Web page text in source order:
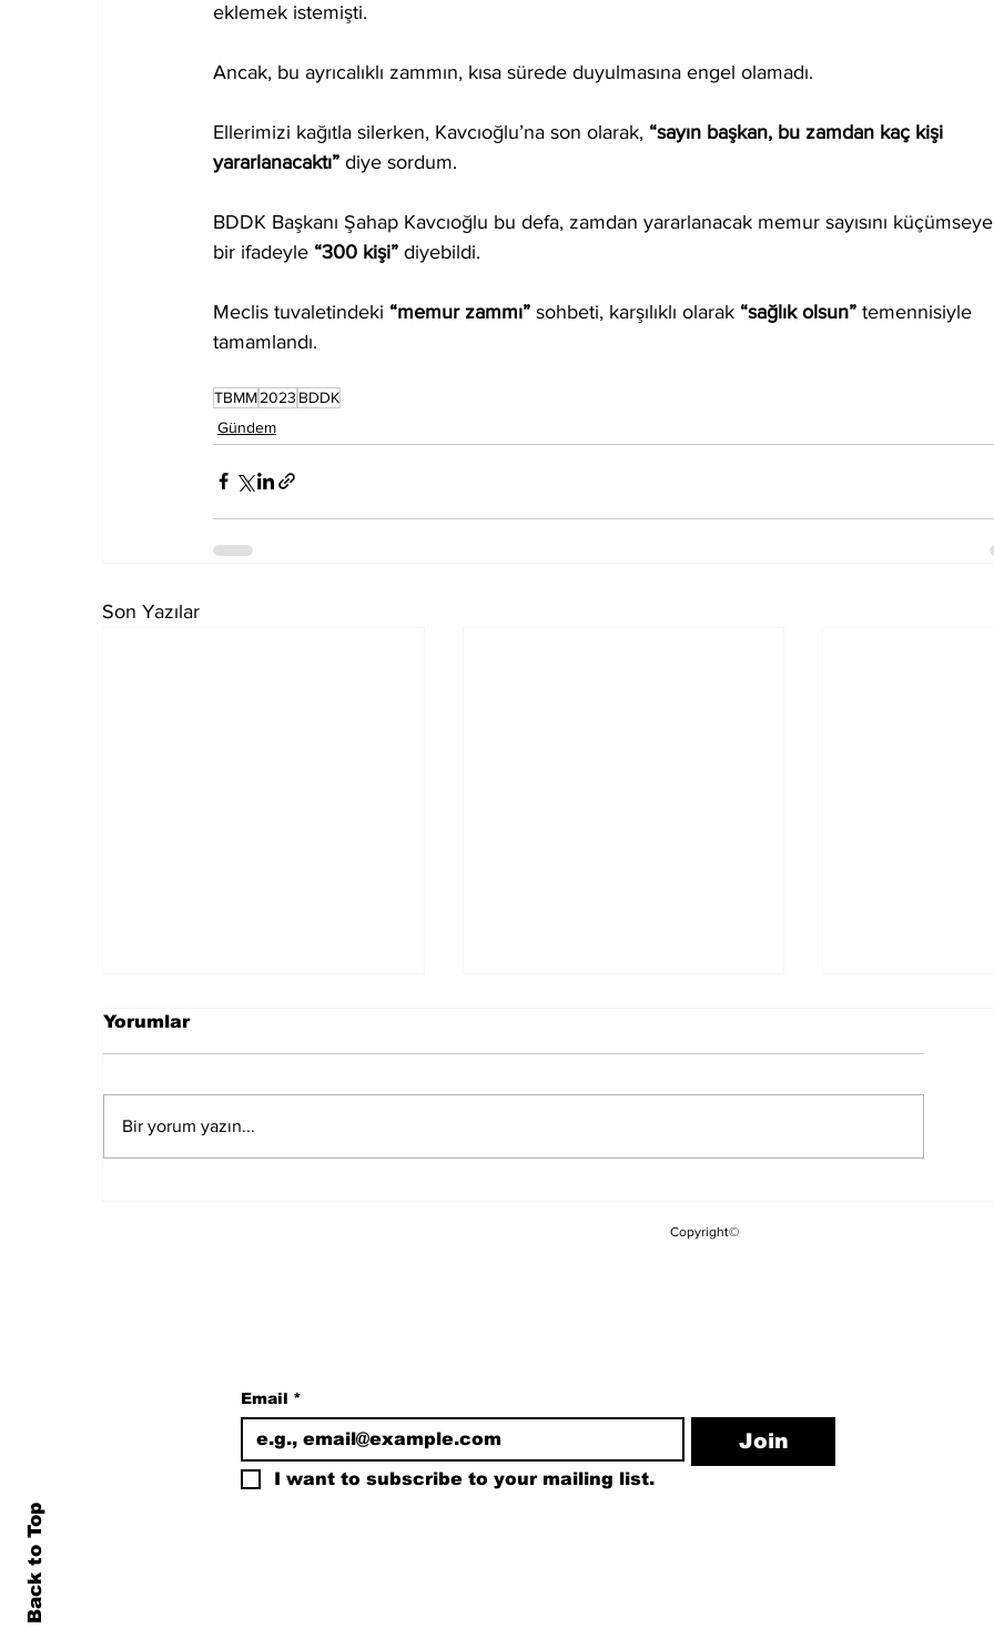
eklemek istemişti.
Ancak, bu ayrıcalıklı zammın, kısa sürede duyulmasına engel olamadı.
Ellerimizi kağıtla silerken, Kavcıoğlu’na son olarak, “sayın başkan, bu zamdan kaç kişi
yararlanacaktı” diye sordum.
BDDK Başkanı Şahap Kavcıoğlu bu defa, zamdan yararlanacak memur sayısını
bir ifadeyle “300 kişi” diyebildi.
Meclis tuvaletindeki “memur zammı” sohbeti, karşılıklı olarak “sağlık olsun” temennisiyle
tamamlandı.
TBMM2023 BDDK
Gündem
Son Yazılar
Ardından İlk MGK
Yorumlar
Bir yorum yazın...
Copyright©
Back to Top
Email *
Join
I want to subscribe to your mailing list.